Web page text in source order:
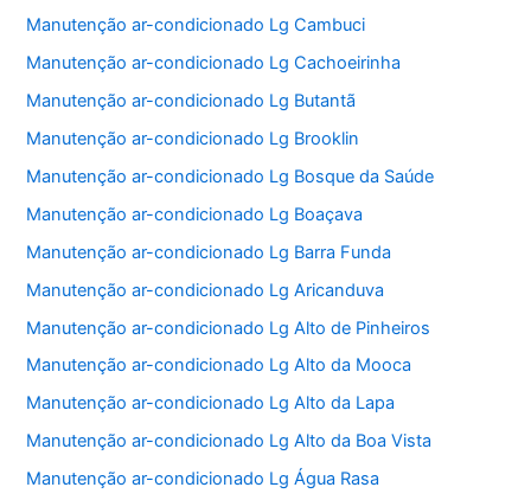
Manutenção ar-condicionado Lg Cambuci
Manutenção ar-condicionado Lg Cachoeirinha
Manutenção ar-condicionado Lg Butantã
Manutenção ar-condicionado Lg Brooklin
Manutenção ar-condicionado Lg Bosque da Saúde
Manutenção ar-condicionado Lg Boaçava
Manutenção ar-condicionado Lg Barra Funda
Manutenção ar-condicionado Lg Aricanduva
Manutenção ar-condicionado Lg Alto de Pinheiros
Manutenção ar-condicionado Lg Alto da Mooca
Manutenção ar-condicionado Lg Alto da Lapa
Manutenção ar-condicionado Lg Alto da Boa Vista
Manutenção ar-condicionado Lg Água Rasa